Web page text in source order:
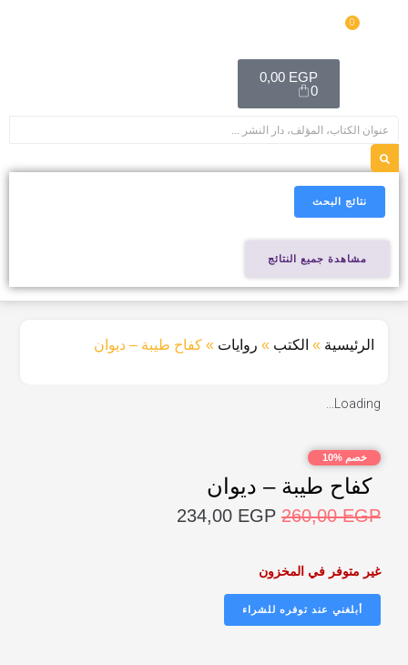
0
0,00 EGP
0
نتائج البحث
مشاهدة جميع النتائج
الرئيسية » الكتب » روايات »كفاح طيبة – ديوان
Loading...
خصم %10
كفاح طيبة – ديوان
260,00EGP
234,00 EGP
غير متوفر في المخزون